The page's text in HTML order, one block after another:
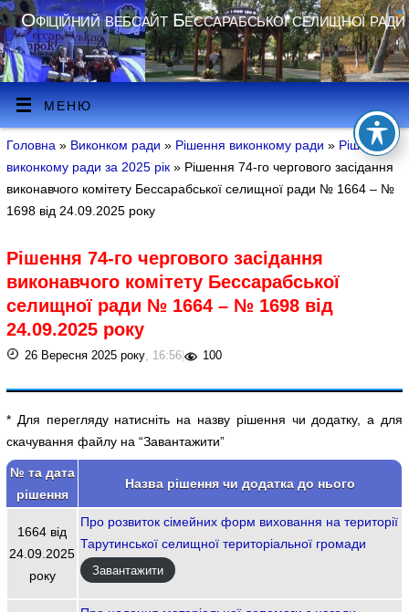
Офіційний вебсайт Бессарабської селищної ради
МЕНЮ
Головна » Виконком ради» Рішення виконкому ради» Рішення
виконкому ради за 2025 рік» Рішення 74-го чергового засідання
виконавчого комітету Бессарабської селищної ради № 1664 – №
1698 від 24.09.2025 року
Рішення 74-го чергового засідання
виконавчого комітету Бессарабської
селищної ради № 1664 – № 1698 від
24.09.2025 року
26 Вересня 2025 року, 16:56| 100
* Для перегляду натисніть на назву рішення чи додатку, а для
скачування файлу на “Завантажити”
№ та дата
рішення
Назва рішення чи додатка до нього
1664 від
24.09.2025
року
Про розвиток сімейних форм виховання на території
Тарутинської селищної територіальної громади
Завантажити